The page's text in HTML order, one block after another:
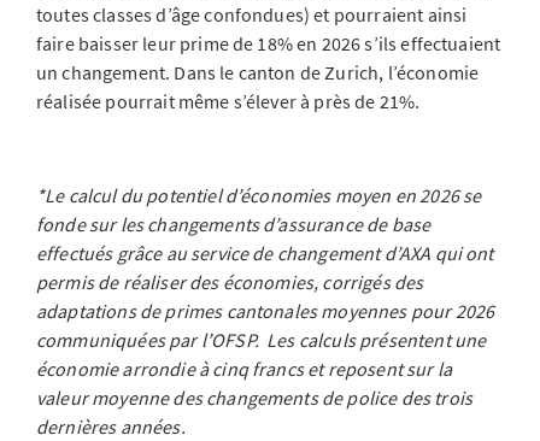
toutes classes d’âge confondues) et pourraient ainsi
faire baisser leur prime de 18% en 2026 s’ils effectuaient
un changement. Dans le canton de Zurich, l’économie
réalisée pourrait même s’élever à près de 21%.
*Le calcul du potentiel d’économies moyen en 2026 se
fonde sur les changements d’assurance de base
effectués grâce au service de changement d’AXA qui ont
permis de réaliser des économies, corrigés des
adaptations de primes cantonales moyennes pour 2026
communiquées par l’OFSP. Les calculs présentent une
économie arrondie à cinq francs et reposent sur la
valeur moyenne des changements de police des trois
dernières années.